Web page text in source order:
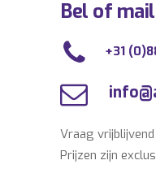
Bel of
+31
Vraag vrijblijvend
Prijzen zijn